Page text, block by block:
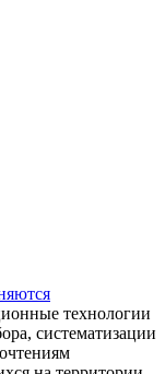
технологии
систематизации